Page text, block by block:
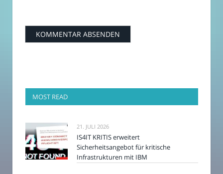
MOST READ
21. JULI 2026
IS4IT KRITIS erweitert
Sicherheitsangebot für kritische
Infrastrukturen mit IBM